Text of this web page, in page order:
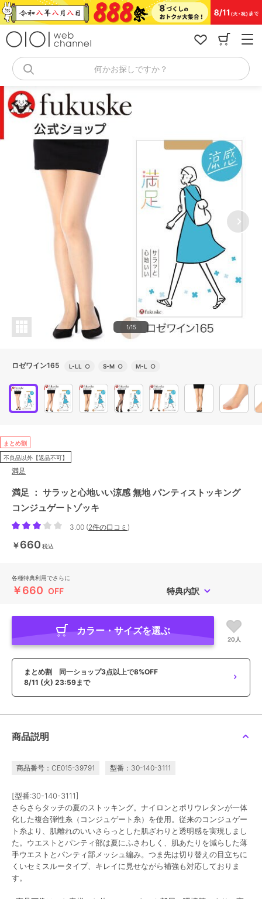
コ
ン
キ
何かお探しですか？
1/15
ロゼワイン165 L-LL ○ S-M ○ M-L ○
まとめ割
不良品以外【返品不可】
満足
満足 ： サラッと心地いい涼感 無地 パンティストッキング
コンジュゲートゾッキ
3.00 (2件の口コミ )
￥660 税込
各種特典利用でさらに
￥660 OFF 特典内訳
カラー・サイズを選ぶ
20人
まとめ割 同一ショップ3点以上で8%OFF
8/11 (火) 23:59まで
商品説明
商品番号：CE015-39791 型番：30-140-3111
[型番:30-140-3111]
さらさらタッチの夏のストッキング。ナイロンとポリウレタンが一体
化した複合弾性糸（コンジュゲート糸）を使用。従来のコンジュゲー
ト糸より、肌離れのいいさらっとした肌ざわりと透明感を実現しまし
た。ウエストとパンティ部は夏にふさわしく、肌あたりを減らした薄
手ウエストとパンティ部メッシュ編み。つま先は切り替えの目立ちに
くいセミスルータイプ、キレイに見せながら補強も対応しておりま
す。
※商品画像は、お客様のお使いのモニターや部屋の環境等により、実